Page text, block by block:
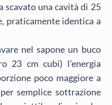
scavato una cavità di 25
praticamente identica a
nel sapone un buco
23 cm cubi) l’energia
poco maggiore a
semplice sottrazione